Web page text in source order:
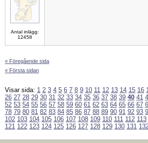
Antal inlägg:
12458
« Föregående sida
« Första sidan
Visar sida: 1 2 3 4 5 6 7 8 9 10 11 12 13 14 15 16
26 27 28 29 30 31 32 33 34 35 36 37 38 39 40 41
52 53 54 55 56 57 58 59 60 61 62 63 64 65 66 67
78 79 80 81 82 83 84 85 86 87 88 89 90 91 92 93
102 103 104 105 106 107 108 109 110 111 112 113
121 122 123 124 125 126 127 128 129 130 131